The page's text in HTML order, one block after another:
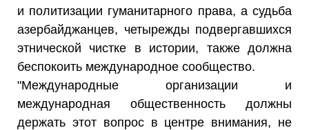
и политизации гуманитарного права, а судьба
азербайджанцев, четырежды подвергавшихся
этнической чистке в истории, также должна
беспокоить международное сообщество.
"Международные организации и
международная общественность должны
держать этот вопрос в центре внимания, не